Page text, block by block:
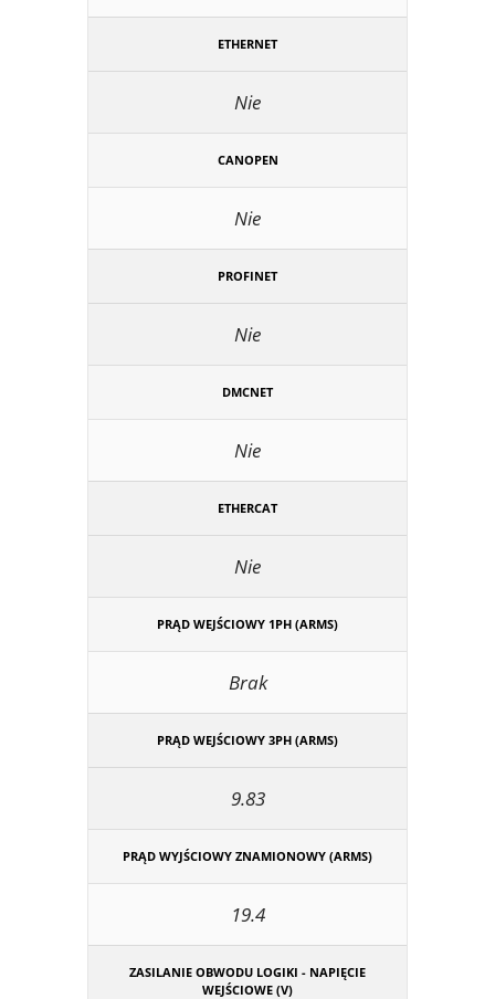
ETHERNET
Nie
CANOPEN
Nie
PROFINET
Nie
DMCNET
Nie
ETHERCAT
Nie
PRĄD WEJŚCIOWY 1PH (ARMS)
Brak
PRĄD WEJŚCIOWY 3PH (ARMS)
9.83
PRĄD WYJŚCIOWY ZNAMIONOWY (ARMS)
19.4
ZASILANIE OBWODU LOGIKI - NAPIĘCIE
WEJŚCIOWE (V)